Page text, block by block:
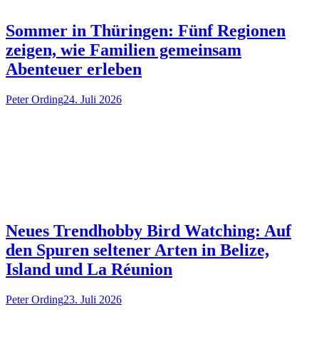
Sommer in Thüringen: Fünf Regionen
zeigen, wie Familien gemeinsam
Abenteuer erleben
Peter Ording24. Juli 2026
Neues Trendhobby Bird Watching: Auf
den Spuren seltener Arten in Belize,
Island und La Réunion
Peter Ording23. Juli 2026